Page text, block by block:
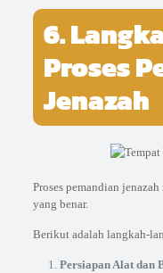
6.
Proses
Jenazah
Proses pemandian
yang benar.
Berikut adalah langkah-
Persiapan Alat dan